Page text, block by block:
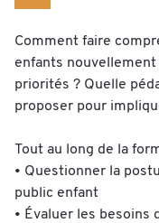
Comment faire
enfants nouvellement
priorités ? Quelle
proposer pour
Tout au long de la
• Questionner la
public enfant
• Évaluer les besoins